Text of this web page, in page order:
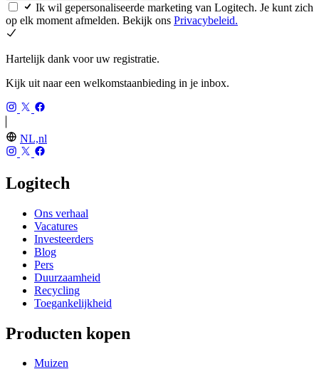
Ik wil gepersonaliseerde marketing van Logitech. Je kunt zich
op elk moment afmelden. Bekijk ons Privacybeleid.
Hartelijk dank voor uw registratie.
Kijk uit naar een welkomstaanbieding in je inbox.
NL,nl
Logitech
Ons verhaal
Vacatures
Investeerders
Blog
Pers
Duurzaamheid
Recycling
Toegankelijkheid
Producten kopen
Muizen